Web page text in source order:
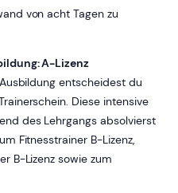
von acht Tagen zu
A-Lizenz
entscheidest du
Diese intensive
des Lehrgangs absolvierst
Fitnesstrainer B-Lizenz,
B-Lizenz sowie zum